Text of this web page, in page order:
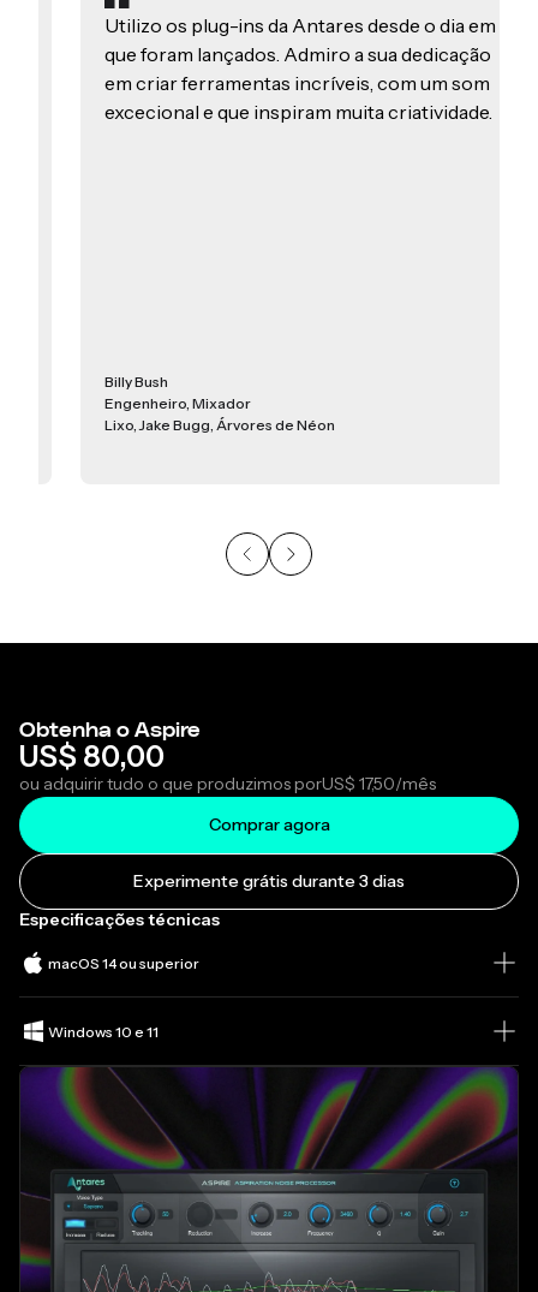
Utilizo os plug-ins da Antares desde o dia em
que foram lançados. Admiro a sua dedicação
em criar ferramentas incríveis, com um som
excecional e que inspiram muita criatividade.
Billy Bush
Engenheiro, Mixador
Lixo, Jake Bugg, Árvores de Néon
Obtenha o Aspire
US$ 80,00
ou adquirir tudo o que produzimos porUS$ 17,50/mês
Comprar agora
Experimente grátis durante 3 dias
Especificações técnicas
macOS 14 ou superior
Windows 10 e 11